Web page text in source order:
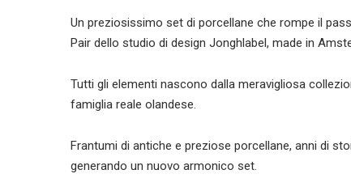
Un preziosissimo set di porcellane che rompe il
Pair dello studio di design Jonghlabel, made in
Tutti gli elementi nascono dalla meravigliosa
famiglia reale olandese.
Frantumi di antiche e preziose porcellane, anni di
generando un nuovo armonico set.